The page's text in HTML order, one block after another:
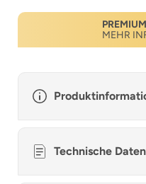
MEHR
Technische Daten